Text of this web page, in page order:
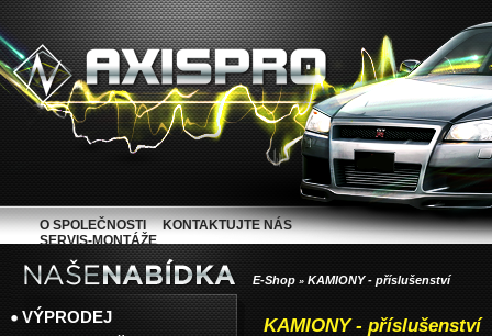
E-Shop » KAMIONY - příslušenství
KAMIONY - příslušenství
VÝPRODEJ
O SPOLEČNOSTI
KONTAKTUJTE NÁS
SERVIS-MONTÁŽE